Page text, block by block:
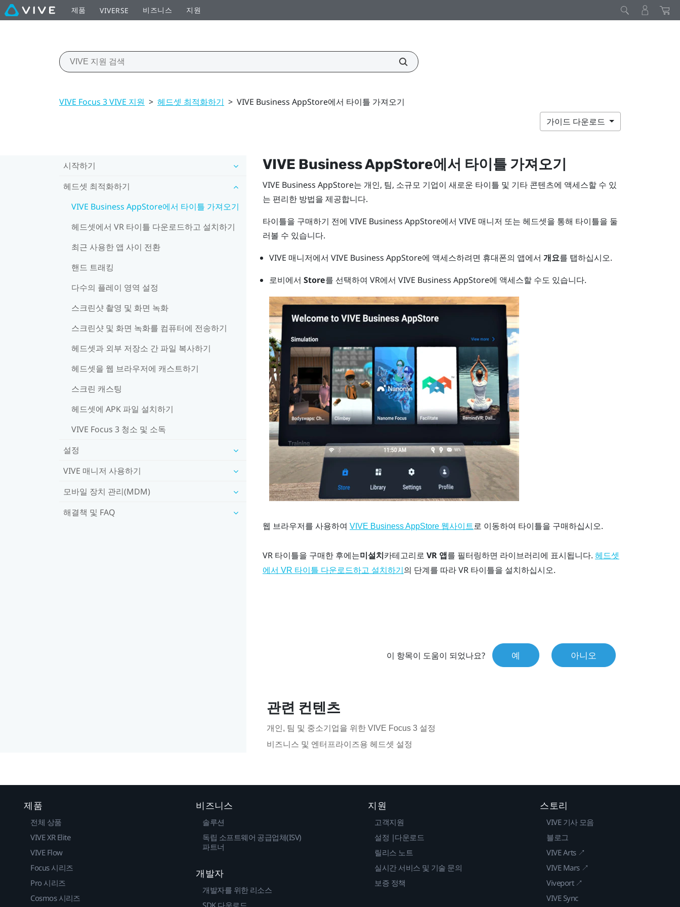
제품 VIVERSE 비즈니스 지원
VIVE Focus 3 VIVE 지원 > 헤드셋 최적화하기 > VIVE Business AppStore에서 타이틀 가져오기
가이드 다운로드
시작하기
헤드셋 최적화하기
VIVE Business AppStore에서 타이틀 가져오기
헤드셋에서 VR 타이틀 다운로드하고 설치하기
최근 사용한 앱 사이 전환
핸드 트래킹
다수의 플레이 영역 설정
스크린샷 촬영 및 화면 녹화
스크린샷 및 화면 녹화를 컴퓨터에 전송하기
헤드셋과 외부 저장소 간 파일 복사하기
헤드셋을 웹 브라우저에 캐스트하기
스크린 캐스팅
헤드셋에 APK 파일 설치하기
VIVE Focus 3 청소 및 소독
설정
VIVE 매니저 사용하기
모바일 장치 관리(MDM)
해결책 및 FAQ
VIVE Business AppStore에서 타이틀 가져오기
VIVE Business AppStore는 개인, 팀, 소규모 기업이 새로운 타이틀 및 기타 콘텐츠에 액세스할 수 있
는 편리한 방법을 제공합니다.
타이틀을 구매하기 전에 VIVE Business AppStore에서 VIVE 매니저 또는 헤드셋을 통해 타이틀을 둘
러볼 수 있습니다.
VIVE 매니저에서 VIVE Business AppStore에 액세스하려면 휴대폰의 앱에서 개요를 탭하십시오.
로비에서 Store를 선택하여 VR에서 VIVE Business AppStore에 액세스할 수도 있습니다.
웹 브라우저를 사용하여 VIVE Business AppStore웹사이트로 이동하여 타이틀을 구매하십시오.
VR 타이틀을 구매한 후에는미설치카테고리로 VR 앱를 필터링하면 라이브러리에 표시됩니다. 헤드셋
에서 VR 타이틀 다운로드하고 설치하기 의 단계를 따라 VR 타이틀을 설치하십시오.
이 항목이 도움이 되었나요? 예 아니오
관련 컨텐츠
개인, 팀 및 중소기업을 위한 VIVE Focus 3 설정
비즈니스 및 엔터프라이즈용 헤드셋 설정
제품
전체 상품
VIVE XR Elite
VIVE Flow
Focus 시리즈
Pro 시리즈
Cosmos 시리즈
비즈니스
솔루션
독립 소프트웨어 공급업체(ISV)
파트너
개발자
개발자를 위한 리소스
SDK 다운로드
지원
고객지원
설정 |다운로드
릴리스 노트
실시간 서비스 및 기술 문의
보증 정책
스토리
VIVE 기사 모음
블로그
VIVE Arts ↗
VIVE Mars ↗
Viveport ↗
VIVE Sync